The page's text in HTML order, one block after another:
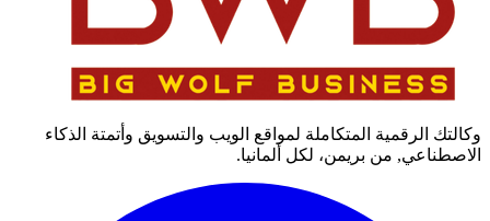
وكالتك الرقمية المتكاملة لمواقع الويب والتسويق وأتمتة الذكاء
الاصطناعي, من بريمن، لكل ألمانيا.